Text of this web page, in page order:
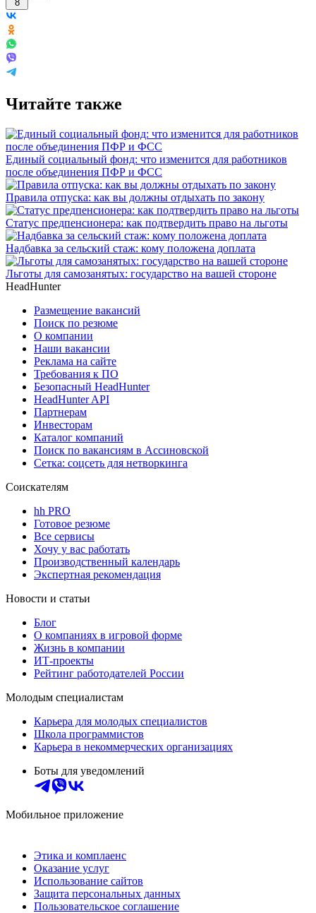
8
Читайте также
Единый социальный фонд: что изменится для работников
после объединения ПФР и ФСС
Правила отпуска: как вы должны отдыхать по закону
Статус предпенсионера: как подтвердить право на льготы
Надбавка за сельский стаж: кому положена доплата
Льготы для самозанятых: государство на вашей стороне
HeadHunter
Размещение вакансий
Поиск по резюме
О компании
Наши вакансии
Реклама на сайте
Требования к ПО
Безопасный HeadHunter
HeadHunter API
Партнерам
Инвесторам
Каталог компаний
Поиск по вакансиям в Ассиновской
Сетка: соцсеть для нетворкинга
Соискателям
hh PRO
Готовое резюме
Все сервисы
Хочу у вас работать
Производственный календарь
Экспертная рекомендация
Новости и статьи
Блог
О компаниях в игровой форме
Жизнь в компании
ИТ-проекты
Рейтинг работодателей России
Молодым специалистам
Карьера для молодых специалистов
Школа программистов
Карьера в некоммерческих организациях
Боты для уведомлений
Мобильное приложение
Этика и комплаенс
Оказание услуг
Использование сайтов
Защита персональных данных
Пользовательское соглашение